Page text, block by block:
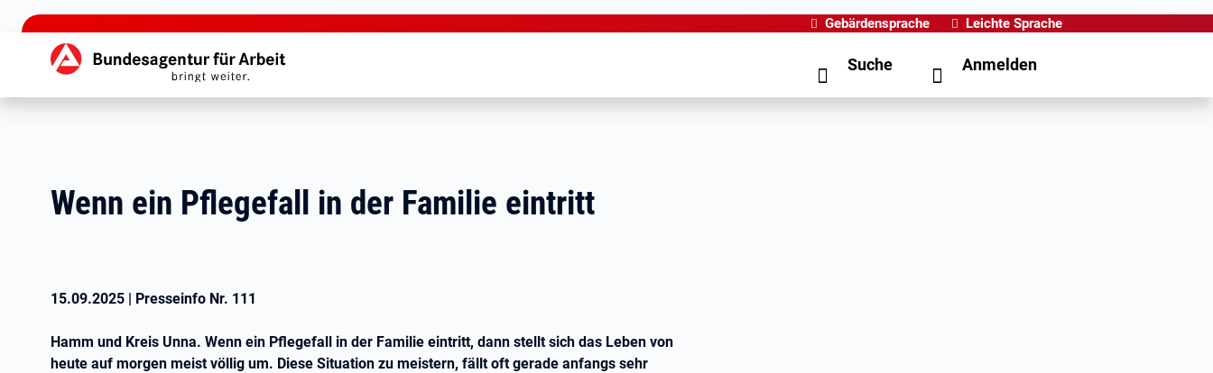
zu den Hauptinhalten springen
Gebärdensprache Leichte Sprache
Hauptnavigation Suche Anmelden
Wenn ein Pflegefall in der Familie eintritt
15.09.2025 | Presseinfo Nr. 111
Hamm und Kreis Unna. Wenn ein Pflegefall in der Familie eintritt, dann stellt sich das Leben von
heute auf morgen meist völlig um. Diese Situation zu meistern, fällt oft gerade anfangs sehr